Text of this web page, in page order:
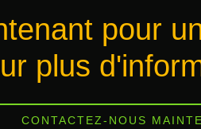
pour
plus
CONTACTEZ-NOUS